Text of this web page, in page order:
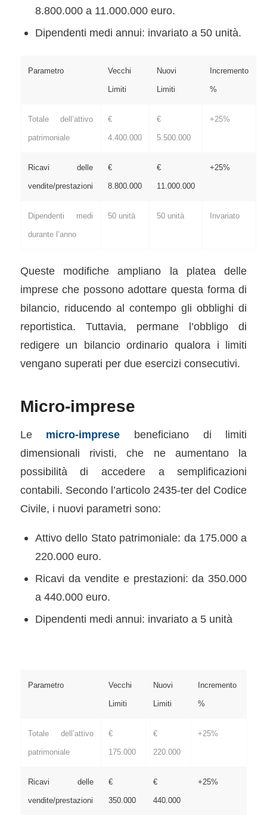
8.800.000 a 11.000.000 euro.
Dipendenti medi annui: invariato a 50 unità.
Parametro Vecchi
Limiti
Nuovi
Limiti
Incremento
%
Totale dell’attivo
patrimoniale
€
4.400.000
€
5.500.000
+25%
Ricavi delle
vendite/prestazioni
€
8.800.000
€
11.000.000
+25%
Dipendenti medi
durante l’anno
50 unità 50 unità Invariato
Queste modifiche ampliano la platea delle
imprese che possono adottare questa forma di
bilancio, riducendo al contempo gli obblighi di
reportistica. Tuttavia, permane l’obbligo di
redigere un bilancio ordinario qualora i limiti
vengano superati per due esercizi consecutivi.
Micro-imprese
Le micro-imprese beneficiano di limiti
dimensionali rivisti, che ne aumentano la
possibilità di accedere a semplificazioni
contabili. Secondo l’articolo 2435-ter del Codice
Civile, i nuovi parametri sono:
Attivo dello Stato patrimoniale: da 175.000 a
220.000 euro.
Ricavi da vendite e prestazioni: da 350.000
a 440.000 euro.
Dipendenti medi annui: invariato a 5 unità
Parametro Vecchi
Limiti
Nuovi
Limiti
Incremento
%
Totale dell’attivo
patrimoniale
€
175.000
€
220.000
+25%
Ricavi delle
vendite/prestazioni
€
350.000
€
440.000
+25%